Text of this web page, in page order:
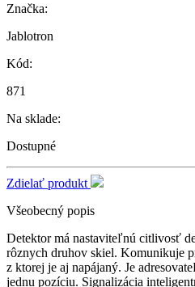
Značka:
Jablotron
Kód:
871
Na sklade:
Dostupné
Zdielať produkt
Všeobecný popis
Detektor má nastaviteľnú citlivosť
rôznych druhov skiel. Komunikuje
z ktorej je aj napájaný. Je
jednu pozíciu. Signalizácia